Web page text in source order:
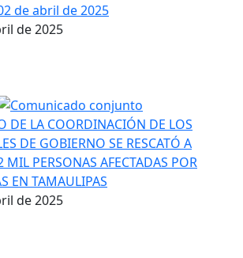
de abril de 2025
de 2025
DE LA COORDINACIÓN DE LOS
DE GOBIERNO SE RESCATÓ A
MIL PERSONAS AFECTADAS POR
EN TAMAULIPAS
de 2025